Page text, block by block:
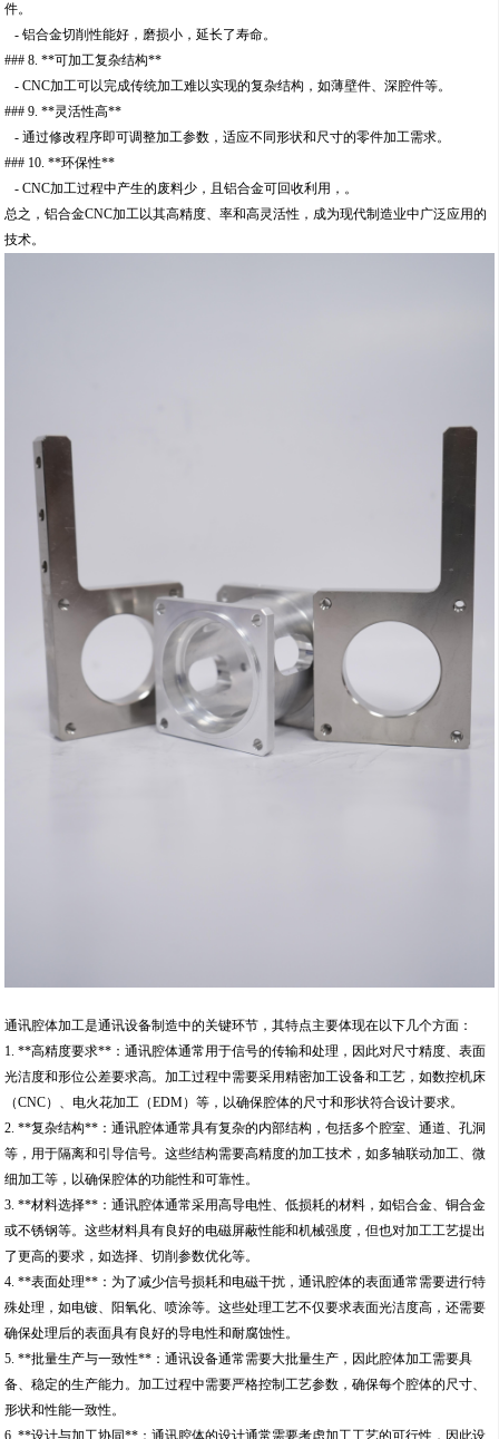
件。
- 铝合金切削性能好，磨损小，延长了寿命。
### 8. **可加工复杂结构**
- CNC加工可以完成传统加工难以实现的复杂结构，如薄壁件、深腔件等。
### 9. **灵活性高**
- 通过修改程序即可调整加工参数，适应不同形状和尺寸的零件加工需求。
### 10. **环保性**
- CNC加工过程中产生的废料少，且铝合金可回收利用，。
总之，铝合金CNC加工以其高精度、率和高灵活性，成为现代制造业中广泛应用的
技术。
通讯腔体加工是通讯设备制造中的关键环节，其特点主要体现在以下几个方面：
1. **高精度要求**：通讯腔体通常用于信号的传输和处理，因此对尺寸精度、表面
光洁度和形位公差要求高。加工过程中需要采用精密加工设备和工艺，如数控机床
（CNC）、电火花加工（EDM）等，以确保腔体的尺寸和形状符合设计要求。
2. **复杂结构**：通讯腔体通常具有复杂的内部结构，包括多个腔室、通道、孔洞
等，用于隔离和引导信号。这些结构需要高精度的加工技术，如多轴联动加工、微
细加工等，以确保腔体的功能性和可靠性。
3. **材料选择**：通讯腔体通常采用高导电性、低损耗的材料，如铝合金、铜合金
或不锈钢等。这些材料具有良好的电磁屏蔽性能和机械强度，但也对加工工艺提出
了更高的要求，如选择、切削参数优化等。
4. **表面处理**：为了减少信号损耗和电磁干扰，通讯腔体的表面通常需要进行特
殊处理，如电镀、阳氧化、喷涂等。这些处理工艺不仅要求表面光洁度高，还需要
确保处理后的表面具有良好的导电性和耐腐蚀性。
5. **批量生产与一致性**：通讯设备通常需要大批量生产，因此腔体加工需要具
备、稳定的生产能力。加工过程中需要严格控制工艺参数，确保每个腔体的尺寸、
形状和性能一致性。
6. **设计与加工协同**：通讯腔体的设计通常需要考虑加工工艺的可行性，因此设